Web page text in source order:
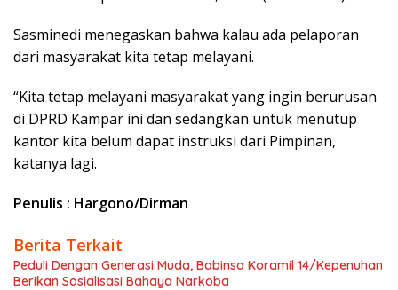
Sasminedi menegaskan bahwa kalau ada pelaporan
dari masyarakat kita tetap melayani.
“Kita tetap melayani masyarakat yang ingin berurusan
di DPRD Kampar ini dan sedangkan untuk menutup
kantor kita belum dapat instruksi dari Pimpinan,
katanya lagi.
Penulis : Hargono/Dirman
Berita Terkait
Peduli Dengan Generasi Muda, Babinsa Koramil 14/Kepenuhan
Berikan Sosialisasi Bahaya Narkoba